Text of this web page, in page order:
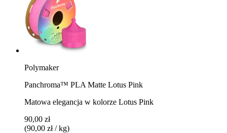
Polymaker
Panchroma™ PLA Matte Lotus Pink
Matowa elegancja w kolorze Lotus Pink
90,00 zł
(90,00 zł / kg)